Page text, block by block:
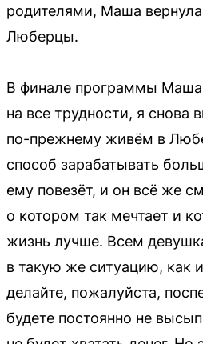
родителями, Маша
Люберцы.
В финале программы Маша
на все трудности, я
по-прежнему живём в
способ зарабатывать
ему повезёт, и он всё же
о котором так мечтает и
жизнь лучше. Всем
в такую же ситуацию, как
делайте, пожалуйста,
будете постоянно не